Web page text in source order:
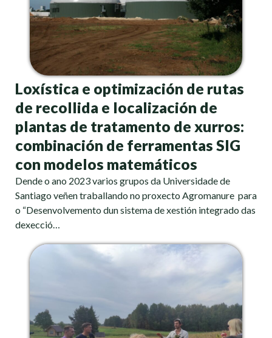
Loxística e optimización de rutas
de recollida e localización de
plantas de tratamento de xurros:
combinación de ferramentas SIG
con modelos matemáticos
Dende o ano 2023 varios grupos da Universidade de
Santiago veñen traballando no proxecto Agromanure para
o “Desenvolvemento dun sistema de xestión integrado das
dexecció…